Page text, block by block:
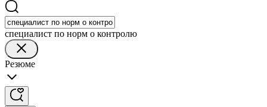
специалист по норм о контролю
Резюме